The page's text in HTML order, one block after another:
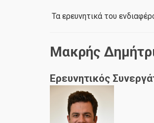
Τα ερευνητικά του
Μακρής
Ερευνητικός